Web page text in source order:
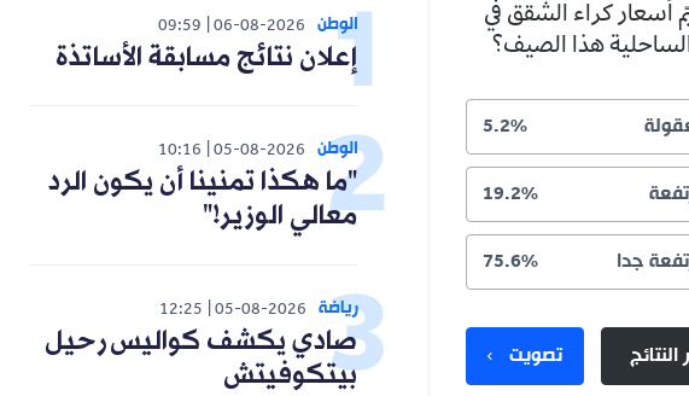
أسعار كراء الشقق في
الساحلية هذا الصيف؟
5.2%
19.2%
جدا 75.6%
تصويت
الوطن 06-08-2026
09:59
إعلان نتائج مسابقة الأساتذة
الوطن 05-08-2026
10:16
"ما هكذا تمنينا أن يكون الرد
معالي الوزير!"
رياضة 05-08-2026
12:25
صادي يكشف كواليس رحيل
بيتكوفيتش